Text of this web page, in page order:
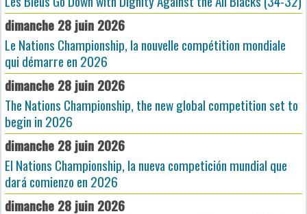
dimanche 28 juin 2026
Le Nations Championship, la nouvelle compétition mondiale
qui démarre en 2026
dimanche 28 juin 2026
The Nations Championship, the new global competition set to
begin in 2026
dimanche 28 juin 2026
El Nations Championship, la nueva competición mundial que
dará comienzo en 2026
dimanche 28 juin 2026